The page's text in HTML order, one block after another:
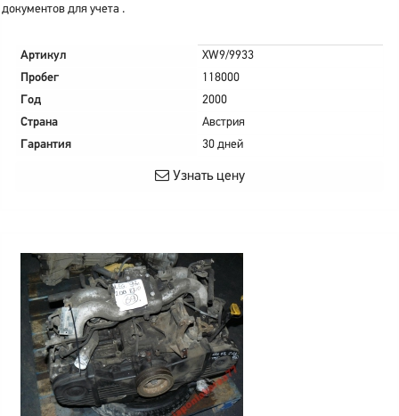
документов для учета .
Артикул
XW9/9933
Пробег
118000
Год
2000
Страна
Австрия
Гарантия
30 дней
Узнать цену